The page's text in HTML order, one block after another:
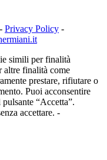
Privacy Policy -
simili per finalità
altre finalità come
prestare, rifiutare o
Puoi acconsentire
“Accetta”.
accettare. -